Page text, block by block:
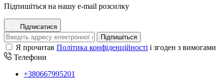
Підпишіться на нашу e-mail розсилку
Підписатися
Підпишіться
Я прочитав Політика конфіденційності і згоден з вимогами
Телефони
+380667995201